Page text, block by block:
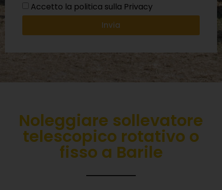
Accetto la politica sulla Privacy
Invia
Noleggiare sollevatore
telescopico rotativo o
fisso a Barile